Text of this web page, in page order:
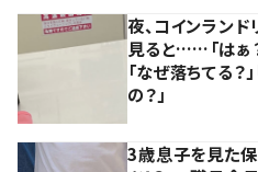
夜、コインラン
見ると……「はぁ
「なぜ落ちてる？
の？」
3歳息子を見た